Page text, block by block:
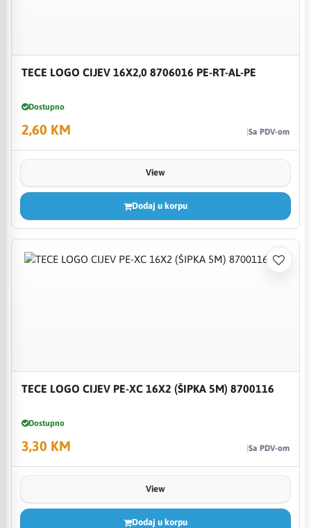
TECE LOGO CIJEV 16X2,0 8706016 PE-RT-AL-PE
Dostupno
2,60 KM Sa PDV-om
View
Dodaj u korpu
TECE LOGO CIJEV PE-XC 16X2 (ŠIPKA 5M) 8700116
Dostupno
3,30 KM Sa PDV-om
View
Dodaj u korpu